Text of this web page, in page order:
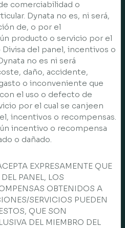
comerciabilidad o
Dynata no es, ni será,
de, o por el
producto o servicio por el
del panel, incentivos o
no es ni será
daño, accidente,
o inconveniente que
el uso o defecto de
por el cual se canjeen
incentivos o recompensas.
incentivo o recompensa
o dañado.
EXPRESAMENTE QUE
PANEL, LOS
OBTENIDOS A
SERVICIOS PUEDEN
QUE SON
DEL MIEMBRO DEL